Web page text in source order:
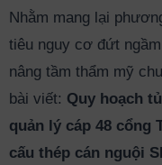
Nhằm mang lại
tiêu nguy cơ đứt
nâng tầm thẩm mỹ
bài viết: Quy hoạch
quản lý cáp 48 cổng
cấu thép cán nguội